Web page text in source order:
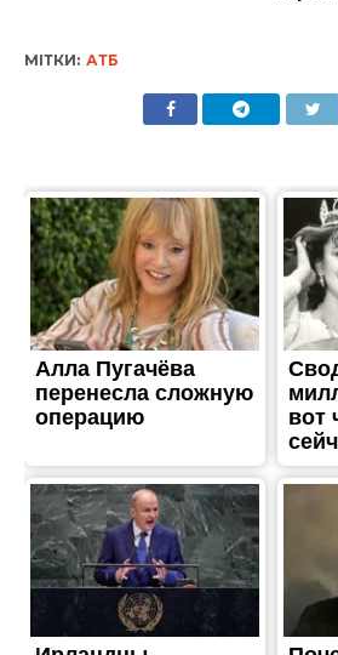
ВЛАДА
Снаряди
асфальту:
ворожих атак по
Нікопольському